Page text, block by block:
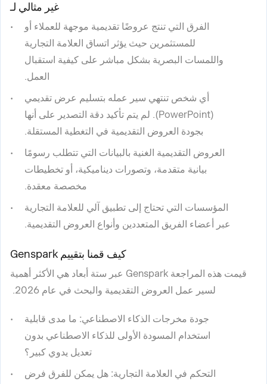
غير مثالي لـ
الفرق التي تنتج عروضًا تقديمية موجهة للعملاء أو
للمستثمرين حيث يؤثر اتساق العلامة التجارية
واللمسات البصرية بشكل مباشر على كيفية استقبال
العمل.
أي شخص تنتهي سير عمله بتسليم عرض تقديمي
(PowerPoint). لم يتم تأكيد دقة التصدير على أنها
بجودة العروض التقديمية في التغطية المستقلة.
العروض التقديمية الغنية بالبيانات التي تتطلب رسومًا
بيانية متقدمة، وتصورات ديناميكية، أو تخطيطات
مخصصة معقدة.
المؤسسات التي تحتاج إلى تطبيق آلي للعلامة التجارية
عبر أعضاء الفريق المتعددين وأنواع العروض التقديمية.
كيف قمنا بتقييم Genspark
قيمت هذه المراجعة Genspark عبر ستة أبعاد هي الأكثر أهمية
لسير عمل العروض التقديمية والبحث في عام 2026.
جودة مخرجات الذكاء الاصطناعي: ما مدى قابلية
استخدام المسودة الأولى للذكاء الاصطناعي بدون
تعديل يدوي كبير؟
التحكم في العلامة التجارية: هل يمكن للفرق فرض